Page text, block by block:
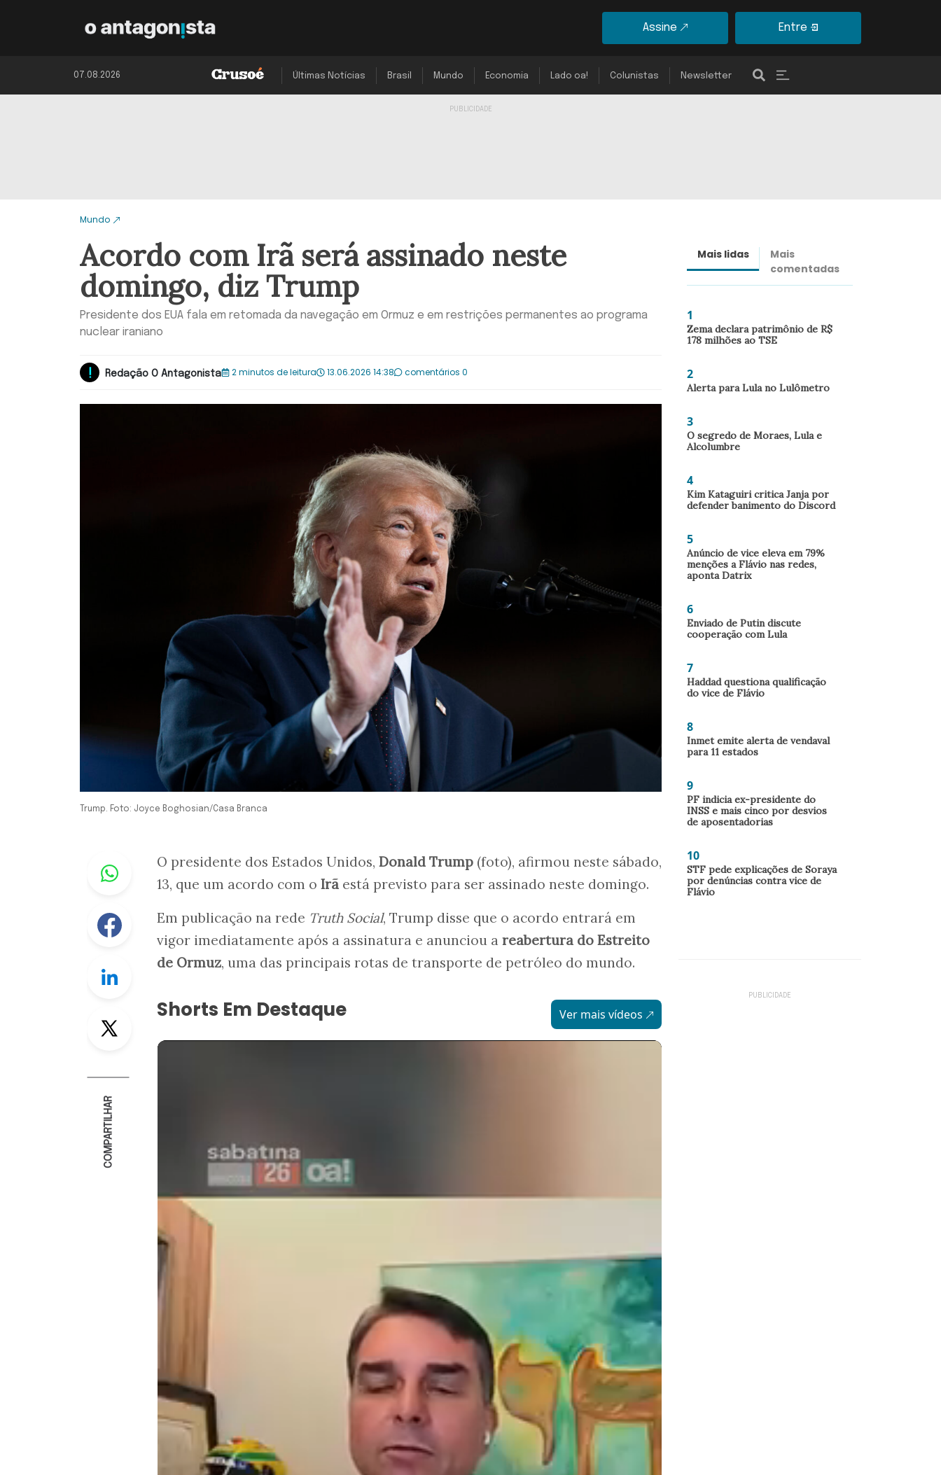
Assine Entre
07.08.2026 Últimas Notícias Brasil Mundo Economia Lado oa! Colunistas Newsletter
Mundo
Acordo com Irã será assinado neste
domingo, diz Trump
Presidente dos EUA fala em retomada da navegação em Ormuz e em restrições permanentes ao programa
nuclear iraniano
Redação O Antagonista 2 minutos de leitura 13.06.2026 14:38 comentários 0
Trump. Foto: Joyce Boghosian/Casa Branca
Whastapp
Facebook
Linkedin
Twitter
COMPARTILHAR
O presidente dos Estados Unidos, Donald Trump (foto), afirmou neste sábado,
13, que um acordo com o Irã está previsto para ser assinado neste domingo.
Em publicação na rede Truth Social, Trump disse que o acordo entrará em
vigor imediatamente após a assinatura e anunciou a reabertura do Estreito
de Ormuz, uma das principais rotas de transporte de petróleo do mundo.
Shorts Em Destaque Ver mais vídeos
Mais lidas
Mais
comentadas
1
Zema declara patrimônio de R$
178 milhões ao TSE
2
Alerta para Lula no Lulômetro
3
O segredo de Moraes, Lula e
Alcolumbre
4
Kim Kataguiri critica Janja por
defender banimento do Discord
5
Anúncio de vice eleva em 79%
menções a Flávio nas redes,
aponta Datrix
6
Enviado de Putin discute
cooperação com Lula
7
Haddad questiona qualificação
do vice de Flávio
8
Inmet emite alerta de vendaval
para 11 estados
9
PF indicia ex-presidente do
INSS e mais cinco por desvios
de aposentadorias
10
STF pede explicações de Soraya
por denúncias contra vice de
Flávio